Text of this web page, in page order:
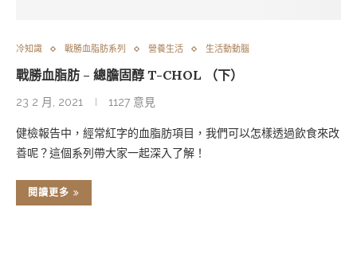
冷知識 戰勝血脂肪系列 營養生活 生活動動腦
戰勝血脂肪 – 總膽固醇 T-CHOL （下）
23 2 月, 2021 1127 意見
健檢報告中，經常紅字的血脂肪項目，我們可以怎樣透過飲食來改
善呢？這個系列帶大家一起深入了解！
閱讀更多